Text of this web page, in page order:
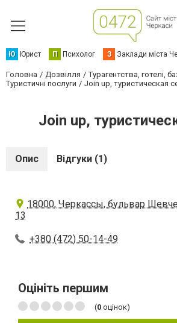
Ю Юрист П Психолог З Заклади міста
Головна Дозвілля
Турагентства, готелі,
Туристичні послуги
Join up, туристическая
Join up,
Опис Відгуки (1)
18000, Черкассы, бульвар
13
+380 (472) 50-14-49
Оцініть першим
(0 оцінок)